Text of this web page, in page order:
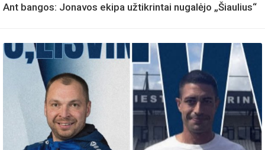
Ant bangos: Jonavos ekipa užtikrintai nugalėjo „Šiaulius“